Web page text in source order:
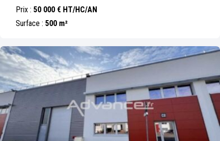
Prix : 50 000 € HT/HC/AN
Surface : 500 m²